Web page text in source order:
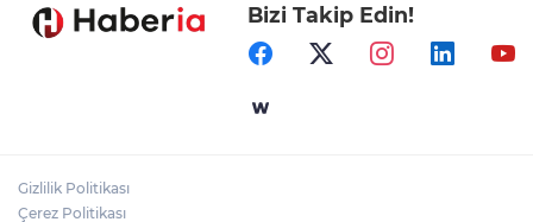
Samsun’da Alaçam'a yeni yaşam alanı
Yapay zekada onlarca uygulamanın
Bizi Takip Edin!
Gizlilik Politikası
Çerez Politikası